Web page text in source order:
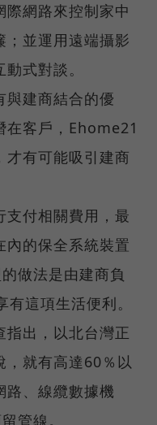
際網路來控制家中
；並運用遠端攝影
式對談。
與建商結合的優
在客戶，Ehome21
才有可能吸引建商
支付相關費用，最
內的保全系統裝置
做法是由建商負
這項生活便利。
指出，以北台灣正
，就有高達60％以
路、線纜數據機
管線。